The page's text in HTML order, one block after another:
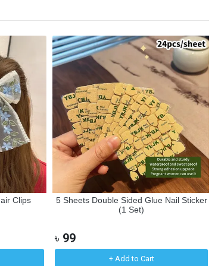
Clips
5 Sheets Double Sided Glue Nail Sticker
(1 Set)
৳ 99
+ Add to Cart